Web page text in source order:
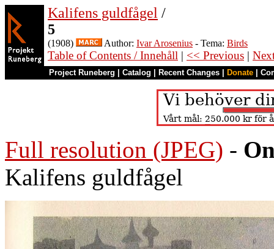
Kalifens guldfågel /
5
(1908) Author: Ivar Arosenius - Tema: Birds
Table of Contents / Innehåll | << Previous |
Project Runeberg Catalog Recent Changes Donate
Full resolution (JPEG) -
Kalifens guldfågel